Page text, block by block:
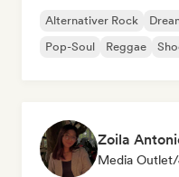
Alternativer Rock
Pop-Soul
Reggae
Zoila
Media